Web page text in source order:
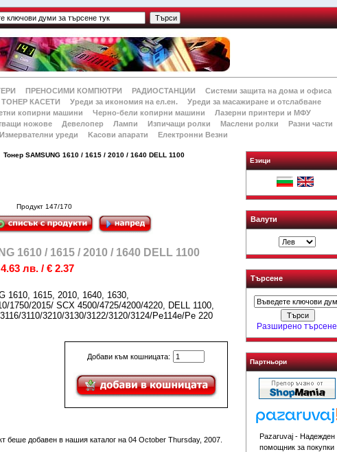
ПРЕНОСИМИ КОМПЮТРИ РАДИОСТАНЦИИ
Системи защита на дома и офиса
КАСЕТИ Уреди за икономия на ел.ен.
Уреди за масажиране и отслабване
копирни машини Черно-бели копирни машини
Лазерни принтери и МФУ
ножове Девелопер Лампи Изпичащи ролки Маслени ролки
Разни части
Измервателни уреди Kасови апарати Електронни Везни
Тонер SAMSUNG 1610 / 1615 / 2010 / 1640 DELL 1100
Продукт 147/170
1610 / 1615 / 2010 / 1640 DELL 1100
4.63 лв. / € 2.37
1610, 1615, 2010, 1640, 1630,
1750/2015/ SCX 4500/4725/4200/4220, DELL 1100,
3110/3210/3130/3122/3120/3124/Pe114e/Pe 220
Добави към кошницата:
беше добавен в нашия каталог на 04 October Thursday, 2007.
Езици
Валути
Търсене
Разширено търсене
Партньори
Pazaruvaj - Надежден
помощник за покупки